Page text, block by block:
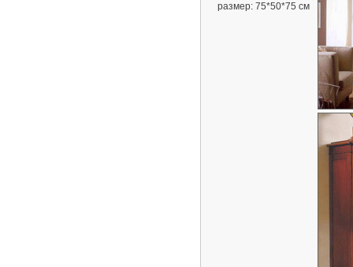
размер: 75*50*75 см